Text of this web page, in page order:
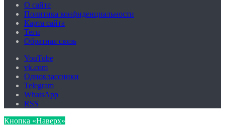
О сайте
Политика конфиденциальности
Карта сайта
Теги
Обратная связь
YouTube
vk.com
Одноклассники
Telegram
WhatsApp
RSS
Кнопка «Наверх»